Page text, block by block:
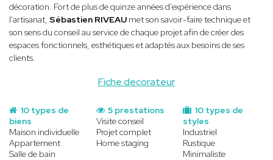
Fiche decorateur
décoration. Fort de plus de quinze années d'expérience dans
l'artisanat, Sébastien RIVEAU met son savoir-faire technique et
son sens du conseil au service de chaque projet afin de créer des
espaces fonctionnels, esthétiques et adaptés aux besoins de ses
clients.
10 types de
biens
Maison individuelle
Appartement
Salle de bain
10 types de
styles
Industriel
Rustique
Minimaliste
5 prestations
Visite conseil
Projet complet
Home staging